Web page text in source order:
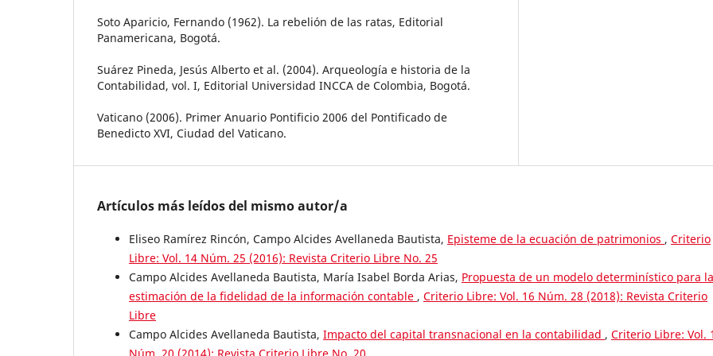
Soto Aparicio, Fernando (1962). La rebelión de las ratas, Editorial
Panamericana, Bogotá.
Suárez Pineda, Jesús Alberto et al. (2004). Arqueología e historia de la
Contabilidad, vol. I, Editorial Universidad INCCA de Colombia, Bogotá.
Vaticano (2006). Primer Anuario Pontificio 2006 del Pontificado de
Benedicto XVI, Ciudad del Vaticano.
Artículos más leídos del mismo autor/a
Eliseo Ramírez Rincón, Campo Alcides Avellaneda Bautista, Episteme de la ecuación de patrimonios , Criterio
Libre: Vol. 14 Núm. 25 (2016): Revista Criterio Libre No. 25
Campo Alcides Avellaneda Bautista, María Isabel Borda Arias, Propuesta de un modelo determinístico para la
estimación de la fidelidad de la información contable , Criterio Libre: Vol. 16 Núm. 28 (2018): Revista Criterio
Libre
Campo Alcides Avellaneda Bautista, Impacto del capital transnacional en la contabilidad , Criterio Libre: Vol.